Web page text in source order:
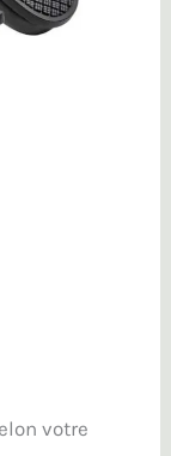
votre